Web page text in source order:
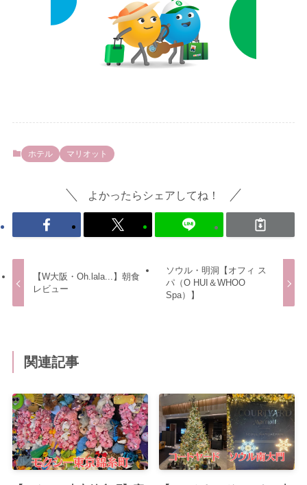
ホテル マリオット
よかったらシェアしてね！
【W大阪・Oh.lala...】朝食
レビュー
ソウル・明洞【オフィ ス
パ（O HUI＆WHOO
Spa）】
関連記事